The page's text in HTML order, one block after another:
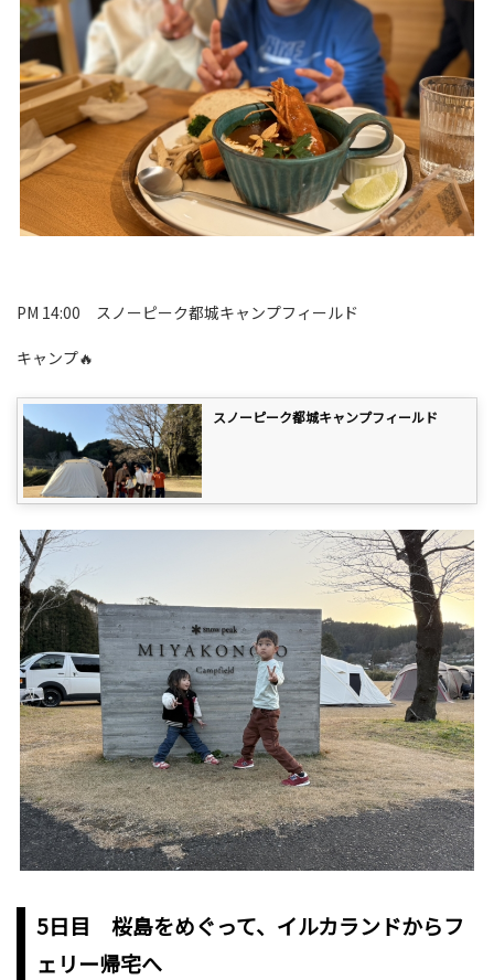
PM 14:00 スノーピーク都城キャンプフィールド
キャンプ🔥
スノーピーク都城キャンプフィールド
5日目 桜島をめぐって、イルカランドからフ
ェリー帰宅へ